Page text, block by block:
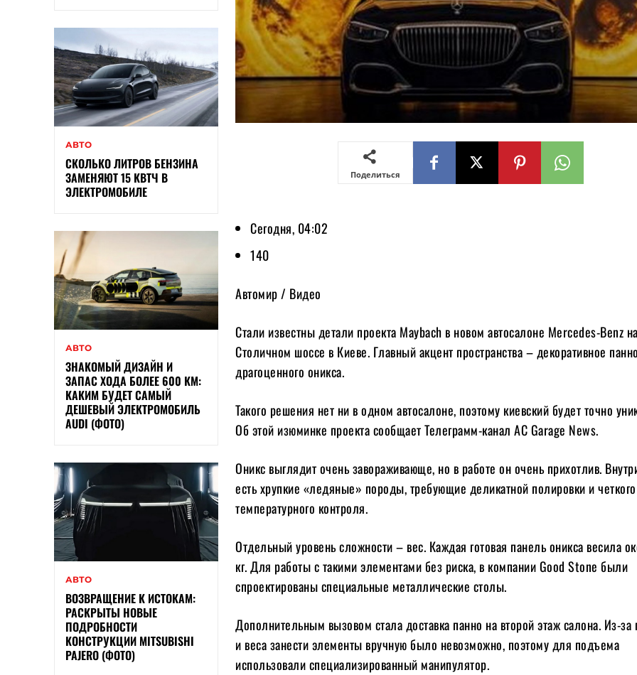
АВТО
СКОЛЬКО ЛИТРОВ БЕНЗИНА
ЗАМЕНЯЮТ 15 КВТЧ В
ЭЛЕКТРОМОБИЛЕ
АВТО
ЗНАКОМЫЙ ДИЗАЙН И
ЗАПАС ХОДА БОЛЕЕ 600 КМ:
КАКИМ БУДЕТ САМЫЙ
ДЕШЕВЫЙ ЭЛЕКТРОМОБИЛЬ
AUDI (ФОТО)
АВТО
ВОЗВРАЩЕНИЕ К ИСТОКАМ:
РАСКРЫТЫ НОВЫЕ
ПОДРОБНОСТИ
КОНСТРУКЦИИ MITSUBISHI
PAJERO (ФОТО)
Поделиться
Сегодня, 04:02
140
Автомир / Видео
Стали известны детали проекта Maybach в новом автосалоне Mercedes-Benz на
Столичном шоссе в Киеве. Главный акцент пространства – декоративное
драгоценного оникса.
Такого решения нет ни в одном автосалоне, поэтому киевский будет точно
Об этой изюминке проекта сообщает Телеграмм-канал AC Garage News.
Оникс выглядит очень завораживающе, но в работе он очень прихотлив.
есть хрупкие «ледяные» породы, требующие деликатной полировки и четкого
температурного контроля.
Отдельный уровень сложности – вес. Каждая готовая панель оникса весила
кг. Для работы с такими элементами без риска, в компании Good Stone были
спроектированы специальные металлические столы.
Дополнительным вызовом стала доставка панно на второй этаж салона. Из-за
и веса занести элементы вручную было невозможно, поэтому для подъема
использовали специализированный манипулятор.